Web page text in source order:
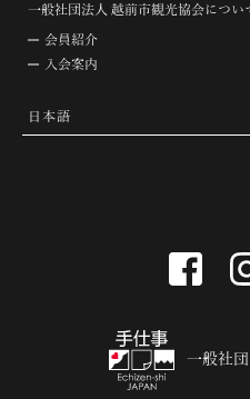
一般社団法人 越前市観光協会につい
会員紹介
入会案内
一般社